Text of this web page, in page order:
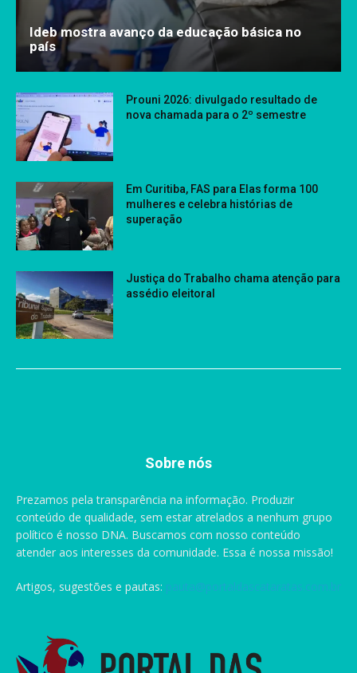
Ideb mostra avanço da educação básica no
país
Prouni 2026: divulgado resultado de
nova chamada para o 2º semestre
Em Curitiba, FAS para Elas forma 100
mulheres e celebra histórias de
superação
Justiça do Trabalho chama atenção para
assédio eleitoral
Sobre nós
Prezamos pela transparência na informação. Produzir
conteúdo de qualidade, sem estar atrelados a nenhum grupo
político é nosso DNA. Buscamos com nosso conteúdo
atender aos interesses da comunidade. Essa é nossa missão!
Artigos, sugestões e pautas: pauta@portaldascataratas.com.br